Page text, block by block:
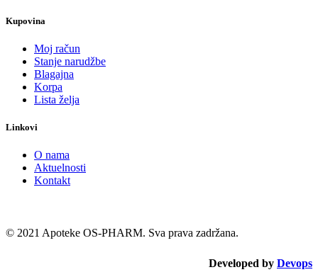
Kupovina
Moj račun
Stanje narudžbe
Blagajna
Korpa
Lista želja
Linkovi
O nama
Aktuelnosti
Kontakt
© 2021 Apoteke OS-PHARM. Sva prava zadržana.
Developed by Devops